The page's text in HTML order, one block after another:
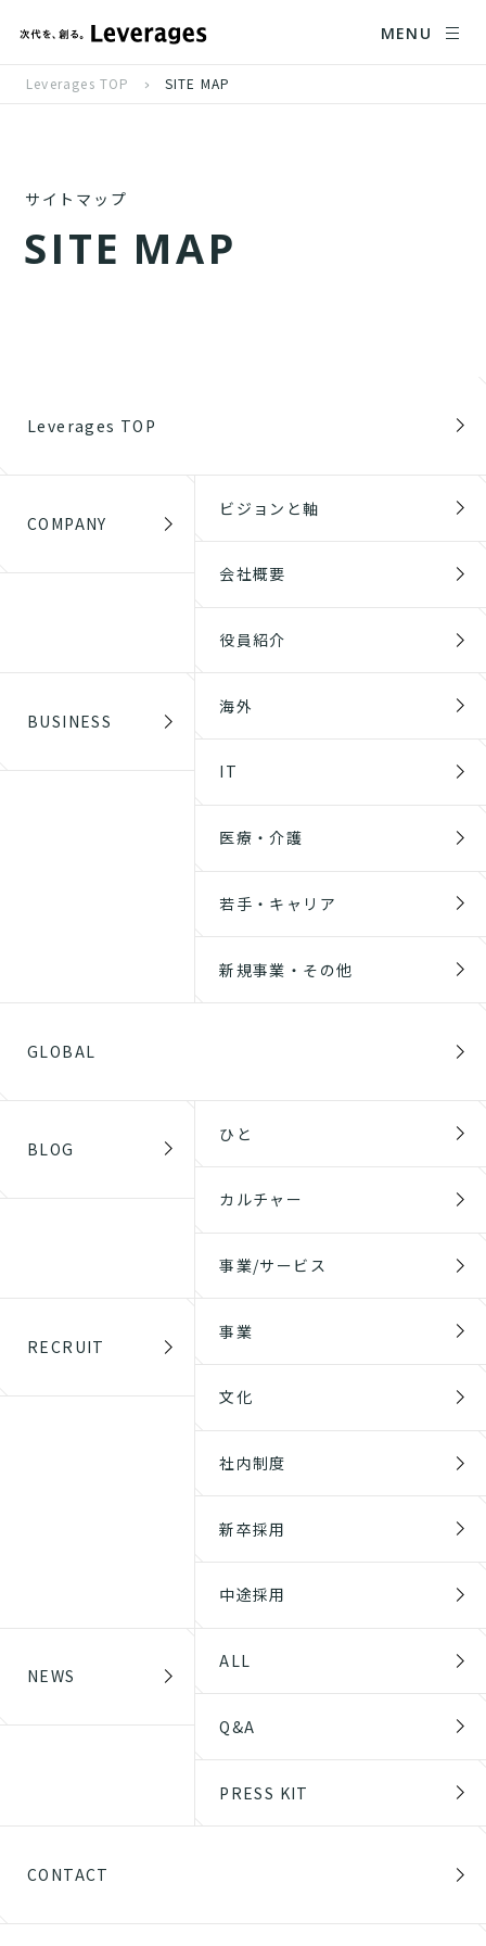
MENU
Leverages TOP SITE MAP
サイトマップ
SITE MAP
Leverages TOP
COMPANY
ビジョンと軸
会社概要
役員紹介
BUSINESS
海外
IT
医療・介護
若手・キャリア
新規事業・その他
GLOBAL
BLOG
ひと
カルチャー
事業/サービス
RECRUIT
事業
文化
社内制度
新卒採用
中途採用
NEWS
ALL
Q&A
PRESS KIT
CONTACT